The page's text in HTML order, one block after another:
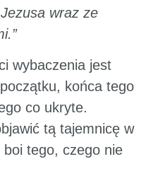
wraz ze
wybaczenia jest
końca tego
co ukryte.
tą tajemnicę w
boi tego, czego nie